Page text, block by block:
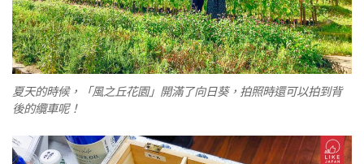
夏天的時候，「風之丘花園」開滿了向日葵，拍照時還可以拍到背
後的纜車呢！